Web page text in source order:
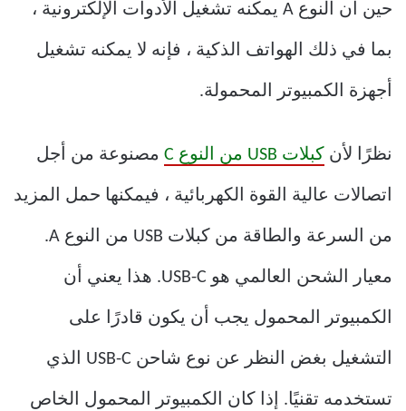
حين أن النوع A يمكنه تشغيل الأدوات الإلكترونية ،
بما في ذلك الهواتف الذكية ، فإنه لا يمكنه تشغيل
أجهزة الكمبيوتر المحمولة.
نظرًا لأن كبلات USB من النوع C مصنوعة من أجل
اتصالات عالية القوة الكهربائية ، فيمكنها حمل المزيد
من السرعة والطاقة من كبلات USB من النوع A.
معيار الشحن العالمي هو USB-C. هذا يعني أن
الكمبيوتر المحمول يجب أن يكون قادرًا على
التشغيل بغض النظر عن نوع شاحن USB-C الذي
تستخدمه تقنيًا. إذا كان الكمبيوتر المحمول الخاص